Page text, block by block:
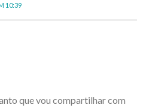
10:39
que vou compartilhar com